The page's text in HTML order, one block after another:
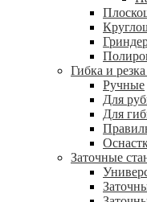
Гибка и
Ручные
Для
Для
Заточные